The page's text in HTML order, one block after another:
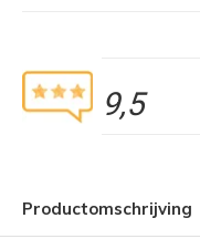
9,5
Productomschrijving